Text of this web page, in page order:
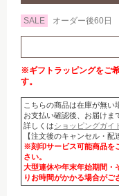
SALE オーダー後60日
※ギフトラッピングをご
す。
こちらの商品は在庫が無い
お支払い確認後、お届けま
詳しくはショッピングガイ
【注文後のキャンセル・配
※刻印サービス可能商品を
さい。
大型連休や年末年始期間・
りお時間がかかる場合がご